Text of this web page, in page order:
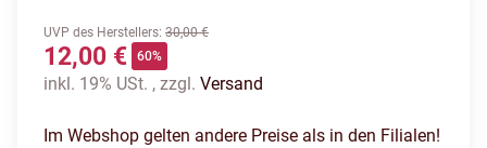
UVP des Herstellers: 30,00 €
12,00 € 60%
inkl. 19% USt. , zzgl. Versand
Im Webshop gelten andere Preise als in den Filialen!